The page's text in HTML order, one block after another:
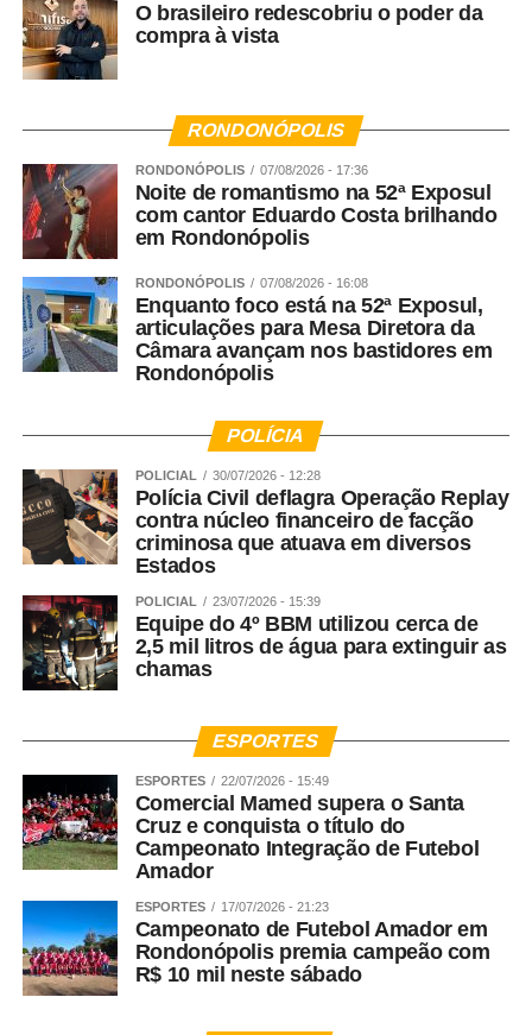
O brasileiro redescobriu o poder da
compra à vista
RONDONÓPOLIS
RONDONÓPOLIS 07/08/2026 - 17:36
Noite de romantismo na 52ª Exposul
com cantor Eduardo Costa brilhando
em Rondonópolis
RONDONÓPOLIS 07/08/2026 - 16:08
Enquanto foco está na 52ª Exposul,
articulações para Mesa Diretora da
Câmara avançam nos bastidores em
Rondonópolis
POLÍCIA
POLICIAL 30/07/2026 - 12:28
Polícia Civil deflagra Operação Replay
contra núcleo financeiro de facção
criminosa que atuava em diversos
Estados
POLICIAL 23/07/2026 - 15:39
Equipe do 4º BBM utilizou cerca de
2,5 mil litros de água para extinguir as
chamas
ESPORTES
ESPORTES 22/07/2026 - 15:49
Comercial Mamed supera o Santa
Cruz e conquista o título do
Campeonato Integração de Futebol
Amador
ESPORTES 17/07/2026 - 21:23
Campeonato de Futebol Amador em
Rondonópolis premia campeão com
R$ 10 mil neste sábado